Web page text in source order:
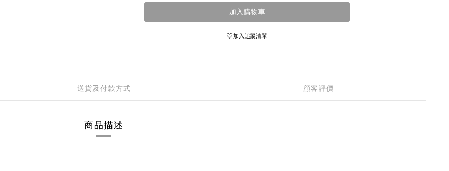
加入購物車
加入追蹤清單
送貨及付款方式 顧客評價
商品描述